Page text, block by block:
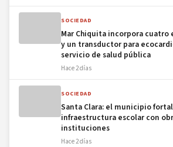
SOCIEDAD
Mar Chiquita incorpora
y un transductor para
servicio de salud pública
Hace 2 días
SOCIEDAD
Santa Clara: el municipio
infraestructura escolar con
instituciones
Hace 2 días